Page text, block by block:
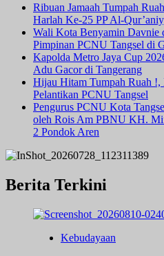
Ribuan Jamaah Tumpah
Harlah Ke-25 PP Al-
Wali Kota Benyamin Davnie
Pimpinan PCNU Tangsel di
Kapolda Metro Jaya Cup
Adu Gacor di Tangerang
Hijau Hitam Tumpah Ruah
Pelantikan PCNU Tangsel
Pengurus PCNU Kota
oleh Rois Am PBNU KH.
2 Pondok Aren
Berita Terkini
Kebudayaan